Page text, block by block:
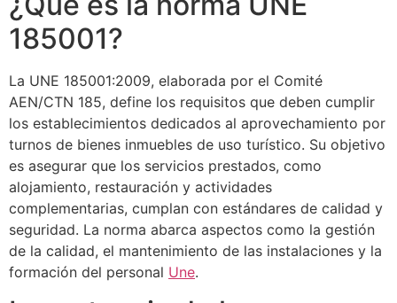
185001?
La UNE 185001:2009, elaborada por el Comité
AEN/CTN 185, define los requisitos que deben cumplir
los establecimientos dedicados al aprovechamiento por
turnos de bienes inmuebles de uso turístico. Su objetivo
es asegurar que los servicios prestados, como
alojamiento, restauración y actividades
complementarias, cumplan con estándares de calidad y
seguridad. La norma abarca aspectos como la gestión
de la calidad, el mantenimiento de las instalaciones y la
formación del personal Une.